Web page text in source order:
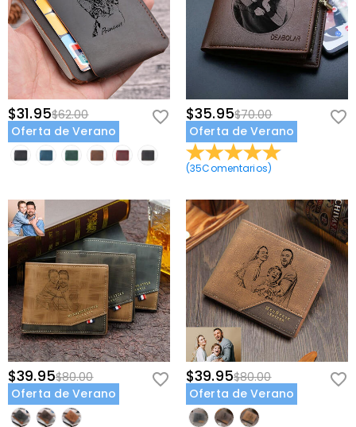
$31.95$62.00
Oferta de Verano
$35.95$70.00
Oferta de Verano
(35Comentarios)
$39.95$80.00
Oferta de Verano
$39.95$80.00
Oferta de Verano